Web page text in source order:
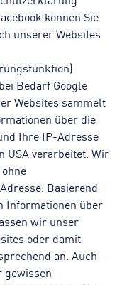
können Sie
unserer Websites
Bedarf Google
Websites sammelt
über die
Ihre IP-Adresse
USA verarbeitet. Wir
Basierend
Informationen über
wir unser
oder damit
an. Auch
gewissen